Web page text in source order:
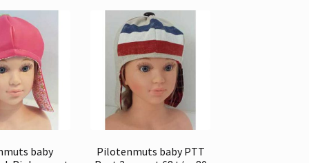
baby
Pilotenmuts baby PTT